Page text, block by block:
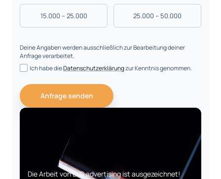
15.000 – 25.000 25.000 – 50.000
Deine Angaben werden ausschließlich zur Bearbeitung deiner
Anfrage verarbeitet.
Ich habe dieDatenschutzerklärungzur Kenntnis genommen.
Anfrage senden
Die Arbeit von LKS advertising ist ausgezeichnet!